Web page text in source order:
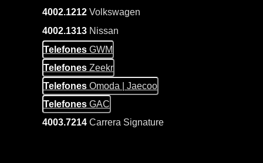
4002.1212 Volkswagen
4002.1313 Nissan
Telefones GWM
Telefones Zeekr
Telefones Omoda | Jaecoo
Telefones GAC
4003.7214 Carrera Signature